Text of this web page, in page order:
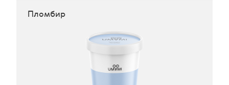
Пломбир